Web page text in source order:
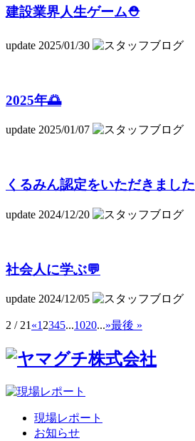
建設業界人生ゲーム⛑️
update 2025/01/30
2025年🌅
update 2025/01/07
くるみん認定をいただきました
update 2024/12/20
社会人に学ぶ💬
update 2024/12/05
2 / 21 «1 2345...1020...»最後 »
現場レポート
お知らせ